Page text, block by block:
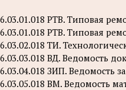
РТВ. Типовая
РТВ. Типовая
ТИ.
ВД. Ведомость
ЗИП. Ведомость
ВМ. Ведомость